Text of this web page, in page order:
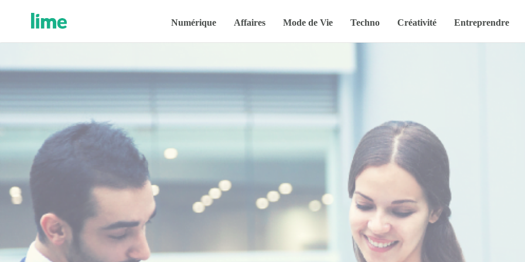
Numérique Affaires Mode de Vie Techno Créativité Entreprendre